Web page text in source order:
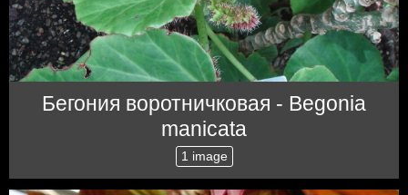
Бегония воротничковая - Begonia
manicata
1 image